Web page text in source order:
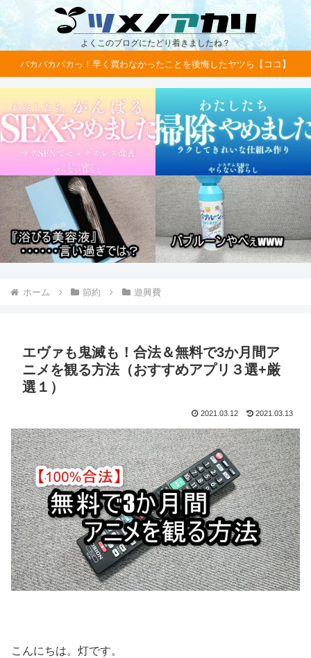
よくこのブログにたどり着きましたね？
バカバカバカっ！早く買わなかったことを後悔したヤツら【ココ】
ホーム 節約 遊興費
エヴァも鬼滅も！合法＆無料で3か月間ア
ニメを観る方法（おすすめアプリ３選+厳
選１）
2021.03.12 2021.03.13
こんにちは。灯です。